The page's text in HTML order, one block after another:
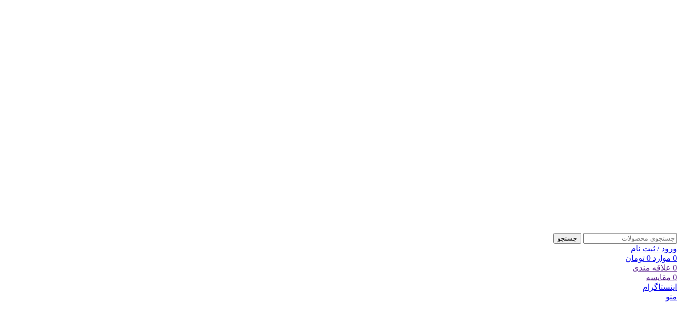
جستجو
ورود / ثبت نام
0 موارد 0 تومان
0 علاقه مندی
0 مقایسه
اینستاگرام
منو